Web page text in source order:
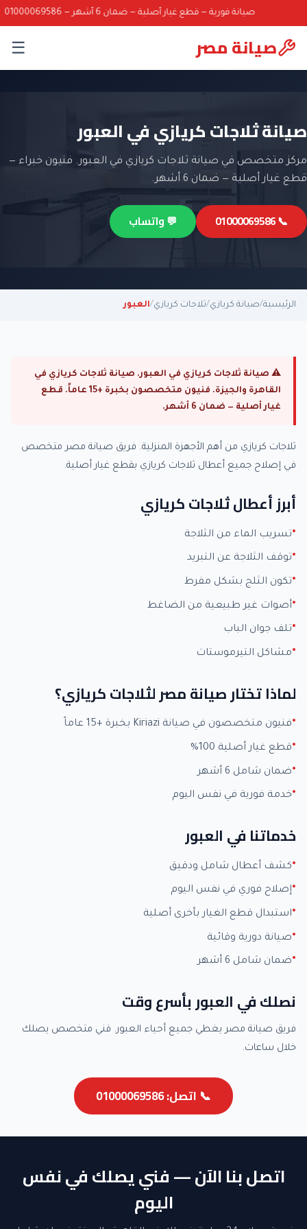
صيانة فورية — قطع غيار أصلية — ضمان 6 أشهر — 01000069586
صيانة مصر ☰
صيانة ثلاجات كريازي في العبور
مركز متخصص في صيانة ثلاجات كريازي في العبور. فنيون خبراء —
قطع غيار أصلية — ضمان 6 أشهر.
📞 01000069586 💬 واتساب
الرئيسية/صيانة كريازي/ثلاجات كريازي/العبور
⚠ صيانة ثلاجات كريازي في العبور. صيانة ثلاجات كريازي في
القاهرة والجيزة. فنيون متخصصون بخبرة +15 عاماً. قطع
غيار أصلية — ضمان 6 أشهر.
ثلاجات كريازي من أهم الأجهزة المنزلية. فريق صيانة مصر متخصص
في إصلاح جميع أعطال ثلاجات كريازي بقطع غيار أصلية.
أبرز أعطال ثلاجات كريازي
تسريب الماء من الثلاجة
توقف الثلاجة عن التبريد
تكون الثلج بشكل مفرط
أصوات غير طبيعية من الضاغط
تلف جوان الباب
مشاكل التيرموستات
لماذا تختار صيانة مصر لثلاجات كريازي؟
فنيون متخصصون في صيانة Kiriazi بخبرة +15 عاماً
قطع غيار أصلية 100%
ضمان شامل 6 أشهر
خدمة فورية في نفس اليوم
خدماتنا في العبور
كشف أعطال شامل ودقيق
إصلاح فوري في نفس اليوم
استبدال قطع الغيار بأخرى أصلية
صيانة دورية وقائية
ضمان شامل 6 أشهر
نصلك في العبور بأسرع وقت
فريق صيانة مصر يغطي جميع أحياء العبور. فني متخصص يصلك
خلال ساعات.
📞 اتصل: 01000069586
اتصل بنا الآن — فني يصلك في نفس
اليوم